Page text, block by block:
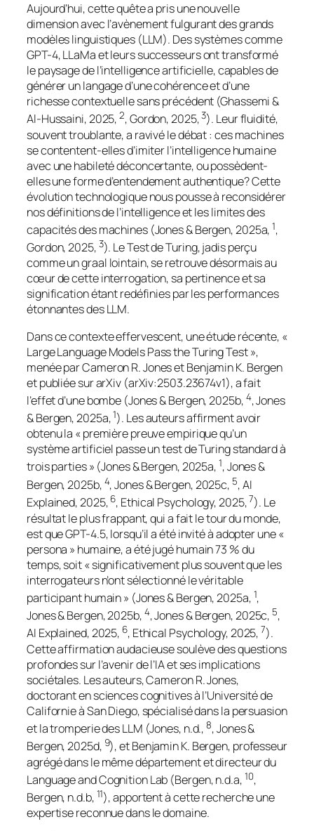
Aujourd’hui, cette quête a pris une nouvelle
dimension avec l’avènement fulgurant des grands
modèles linguistiques (LLM). Des systèmes comme
GPT-4, LLaMa et leurs successeurs ont transformé
le paysage de l’intelligence artificielle, capables de
générer un langage d’une cohérence et d’une
richesse contextuelle sans précédent (Ghassemi &
Al-Hussaini, 2025,2, Gordon, 2025,3). Leur fluidité,
souvent troublante, a ravivé le débat : ces machines
se contentent-elles d’imiter l’intelligence humaine
avec une habileté déconcertante, ou possèdent-
elles une forme d’entendement authentique? Cette
évolution technologique nous pousse à reconsidérer
nos définitions de l’intelligence et les limites des
capacités des machines (Jones & Bergen, 2025a, 1,
Gordon, 2025, 3). Le Test de Turing, jadis perçu
comme un graal lointain, se retrouve désormais au
cœur de cette interrogation, sa pertinence et sa
signification étant redéfinies par les performances
étonnantes des LLM.
Dans ce contexte effervescent, une étude récente, «
Large Language Models Pass the Turing Test »,
menée par Cameron R. Jones et Benjamin K. Bergen
et publiée sur arXiv (arXiv:2503.23674v1), a fait
l’effet d’une bombe (Jones & Bergen, 2025b, 4, Jones
& Bergen, 2025a,1). Les auteurs affirment avoir
obtenu la « première preuve empirique qu’un
système artificiel passe un test de Turing standard à
trois parties » (Jones & Bergen, 2025a, 1, Jones &
Bergen, 2025b, 4, Jones & Bergen, 2025c, 5, AI
Explained, 2025, 6, Ethical Psychology, 2025,7). Le
résultat le plus frappant, qui a fait le tour du monde,
est que GPT-4.5, lorsqu’il a été invité à adopter une «
persona » humaine, a été jugé humain 73 % du
temps, soit « significativement plus souvent que les
interrogateurs n’ont sélectionné le véritable
participant humain » (Jones & Bergen, 2025a, 1,
Jones & Bergen, 2025b, 4, Jones & Bergen, 2025c, 5,
AI Explained, 2025, 6, Ethical Psychology, 2025, 7).
Cette affirmation audacieuse soulève des questions
profondes sur l’avenir de l’IA et ses implications
sociétales. Les auteurs, Cameron R. Jones,
doctorant en sciences cognitives à l’Université de
Californie à San Diego, spécialisé dans la persuasion
et la tromperie des LLM (Jones, n.d.,8, Jones &
Bergen, 2025d, 9), et Benjamin K. Bergen, professeur
agrégé dans le même département et directeur du
Language and Cognition Lab (Bergen, n.d.a, 10,
Bergen, n.d.b, 11), apportent à cette recherche une
expertise reconnue dans le domaine.